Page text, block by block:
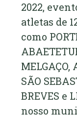
2022,
atletas de
como
MELGAÇO,
SÃO
BREVES e
nosso